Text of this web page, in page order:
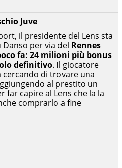
Juve
il presidente del Lens sta
per via del Rennes
fa: 24 milioni più bonus
definitivo. Il giocatore
cercando di trovare una
al prestito un
far capire al Lens che la la
comprarlo a fine